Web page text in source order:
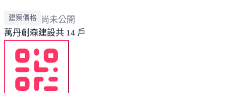
建案價格
尚未公開
萬丹創森建設共 14 戶